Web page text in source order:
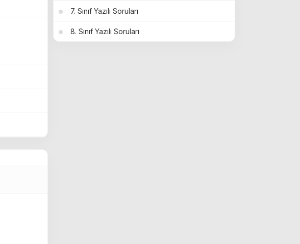
7. Sınıf Yazılı Soruları
8. Sınıf Yazılı Soruları